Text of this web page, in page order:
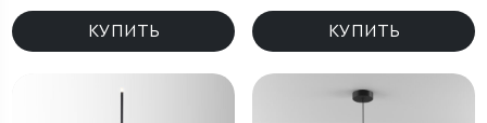
Verano черный
КУПИТЬ
Hidden серый
КУПИТЬ